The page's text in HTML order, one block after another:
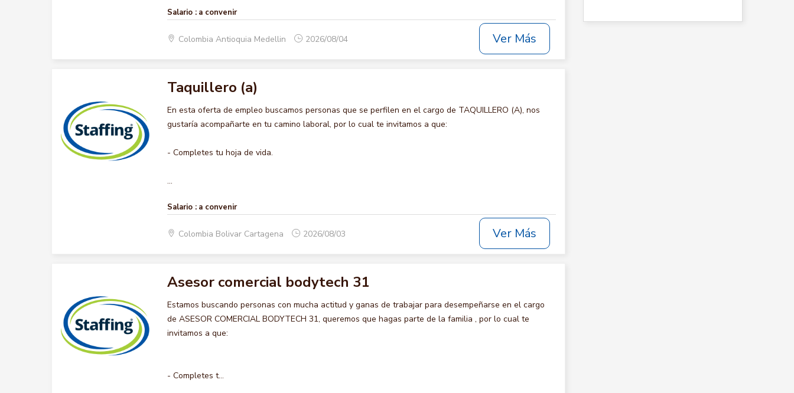
Salario : a convenir
Colombia Antioquia Medellin 2026/08/04 Ver Más
Taquillero (a)
En esta oferta de empleo buscamos personas que se perfilen en el cargo de TAQUILLERO (A), nos
gustaría acompañarte en tu camino laboral, por lo cual te invitamos a que:
- Completes tu hoja de vida.
...
Salario : a convenir
Colombia Bolivar Cartagena 2026/08/03 Ver Más
Asesor comercial bodytech 31
Estamos buscando personas con mucha actitud y ganas de trabajar para desempeñarse en el cargo
de ASESOR COMERCIAL BODYTECH 31, queremos que hagas parte de la familia , por lo cual te
invitamos a que:
- Completes t...